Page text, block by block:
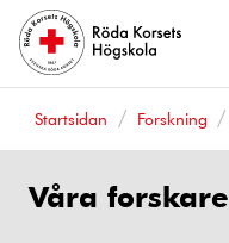
Startsidan Forskning
Våra forskare